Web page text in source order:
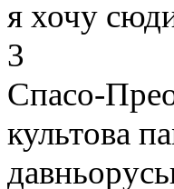
я хочу
3
Спасо-
культова